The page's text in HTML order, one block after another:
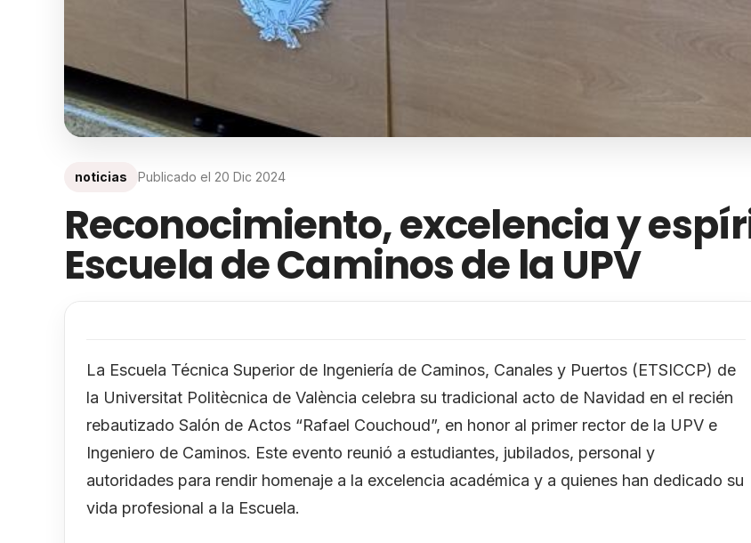
noticias Publicado el 20 Dic 2024
Reconocimiento, excelencia y
Escuela de Caminos de la UPV
La Escuela Técnica Superior de Ingeniería de Caminos, Canales y Puertos (ETSICCP) de
la Universitat Politècnica de València celebra su tradicional acto de Navidad en el recién
rebautizado Salón de Actos “Rafael Couchoud”, en honor al primer rector de la UPV e
Ingeniero de Caminos. Este evento reunió a estudiantes, jubilados, personal y
autoridades para rendir homenaje a la excelencia académica y a quienes han dedicado su
vida profesional a la Escuela.